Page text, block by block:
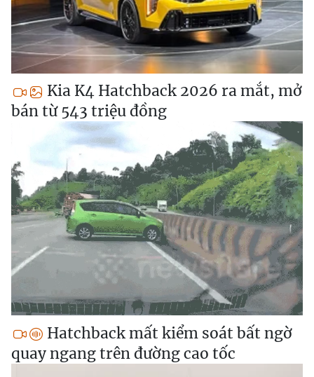
Kia K4 Hatchback 2026 ra mắt, mở
bán từ 543 triệu đồng
Hatchback mất kiểm soát bất ngờ
quay ngang trên đường cao tốc